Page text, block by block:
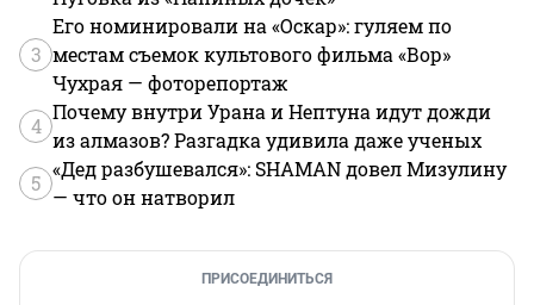
3
Его номинировали на «Оскар»: гуляем по
местам съемок культового фильма «Вор»
Чухрая — фоторепортаж
4
Почему внутри Урана и Нептуна идут дожди
из алмазов? Разгадка удивила даже ученых
5
«Дед разбушевался»: SHAMAN довел Мизулину
— что он натворил
ПРИСОЕДИНИТЬСЯ